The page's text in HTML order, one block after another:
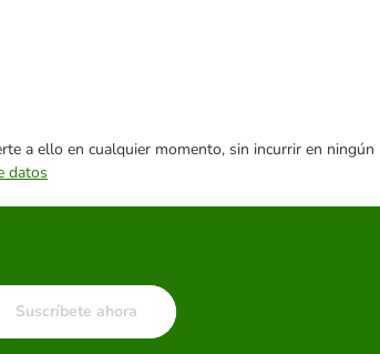
a ello en cualquier momento, sin incurrir en ningún
datos
Suscríbete ahora